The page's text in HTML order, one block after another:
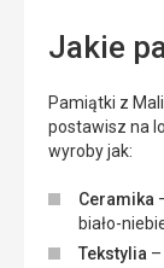
Jakie
Pamiątki z
postawisz na
wyroby jak:
Ceramika
biało-
Tekstylia –